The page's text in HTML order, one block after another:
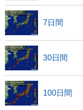
7日間
30日間
100日間